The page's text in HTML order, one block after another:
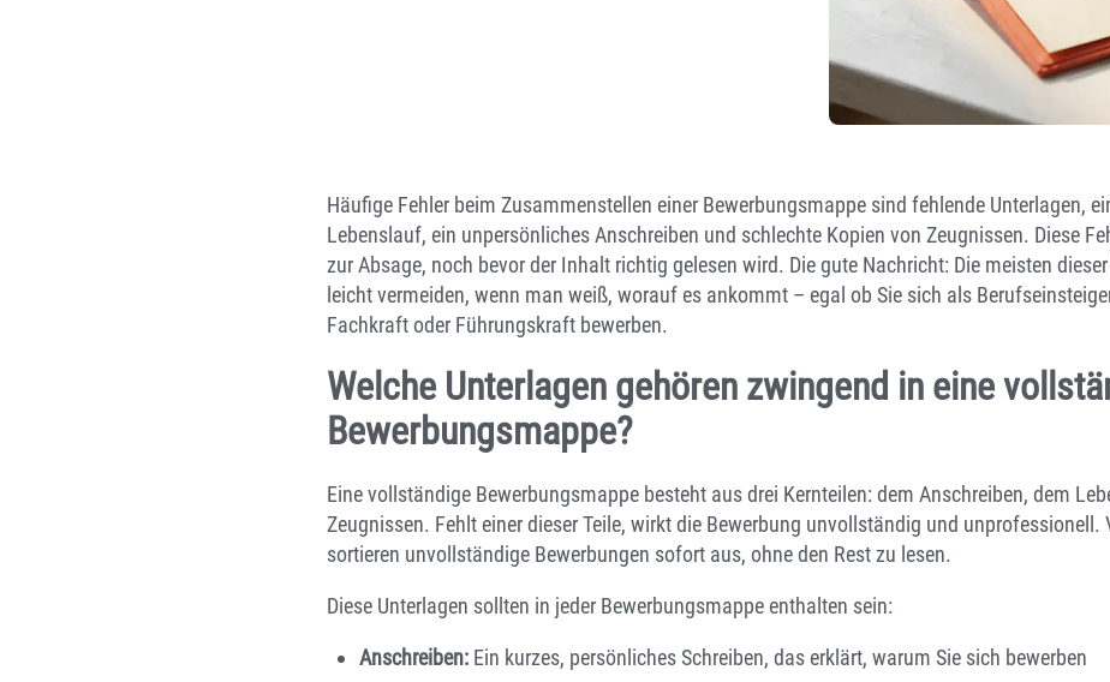
Häufige Fehler beim Zusammenstellen einer Bewerbungsmappe sind fehlende Unterlagen,
Lebenslauf, ein unpersönliches Anschreiben und schlechte Kopien von Zeugnissen. Diese
zur Absage, noch bevor der Inhalt richtig gelesen wird. Die gute Nachricht: Die meisten
leicht vermeiden, wenn man weiß, worauf es ankommt – egal ob Sie sich als
Fachkraft oder Führungskraft bewerben.
Welche Unterlagen gehören zwingend in eine
Bewerbungsmappe?
Eine vollständige Bewerbungsmappe besteht aus drei Kernteilen: dem Anschreiben, dem
Zeugnissen. Fehlt einer dieser Teile, wirkt die Bewerbung unvollständig und unprofessionell.
sortieren unvollständige Bewerbungen sofort aus, ohne den Rest zu lesen.
Diese Unterlagen sollten in jeder Bewerbungsmappe enthalten sein:
Anschreiben: Ein kurzes, persönliches Schreiben, das erklärt, warum Sie sich bewerben